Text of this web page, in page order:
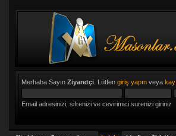
Merhaba Sayın Ziyaretçi. Lütfen giriş yapınveya
Email adresinizi, sifrenizi ve cevirimici surenizi giriniz